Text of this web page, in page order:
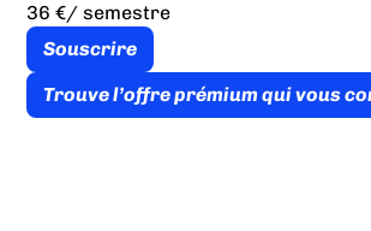
36 €/ semestre
Souscrire
Trouve l’offre prémium qui vous